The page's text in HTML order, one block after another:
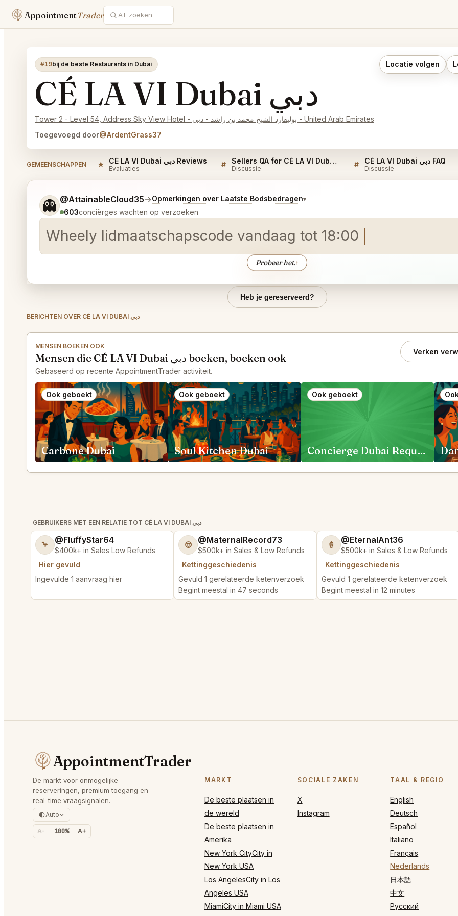
AppointmentTrader
#19bij de beste Restaurants in Dubai Locatie volgen
CÉ LA VI Dubai دبي
Tower 2 - Level 54, Address Sky View Hotel - بوليفارد الشيخ محمد بن راشد - دبي - United Arab Emirates
Toegevoegd door@ArdentGrass37
GEMEENSCHAPPEN ★ CÉ LA VI Dubai دبي Reviews
Evaluaties # Sellers QA for CÉ LA VI Dubai دبي
Discussie # CÉ LA VI Dubai دبي FAQ
Discussie
👻 @AttainableCloud35→Opmerkingen over Laatste Bodsbedragen▾
603conciërges wachten op verzoeken
Wheely lidmaatschapscode
Probeer het.↑
Vertel me wat je wilt.
Heb je gereserveerd?
BERICHTEN OVER CÉ LA VI DUBAI دبي
MENSEN BOEKEN OOK
Mensen die CÉ LA VI Dubai دبي boeken, boeken ook
Gebaseerd op recente AppointmentTrader activiteit.
Verken
Ook geboekt
Carbone Dubai
Ook geboekt
Soul Kitchen Dubai
Ook geboekt
Concierge Dubai Requests
GEBRUIKERS MET EEN RELATIE TOT CÉ LA VI DUBAI دبي
🦩 @FluffyStar64
$400k+ in Sales Low Refunds
Hier gevuld
Ingevulde 1 aanvraag hier
😎 @MaternalRecord73
$500k+ in Sales & Low Refunds
Kettinggeschiedenis
Gevuld 1 gerelateerde ketenverzoek
Begint meestal in 47 seconds
🍦 @EternalAnt36
$500k+ in Sales & Low Refunds
Kettinggeschiedenis
Gevuld 1 gerelateerde ketenverzoek
Begint meestal in 12 minutes
AppointmentTrader
De markt voor onmogelijke
reserveringen, premium toegang en
real-time vraagsignalen.
Auto
A- 100% A+
MARKT
De beste plaatsen in
de wereld
De beste plaatsen in
Amerika
New York CityCity in
New York USA
Los AngelesCity in Los
Angeles USA
MiamiCity in Miami USA
SOCIALE ZAKEN
X
Instagram
TAAL & REGIO
English
Deutsch
Español
Italiano
Français
Nederlands
日本語
中文
Русский